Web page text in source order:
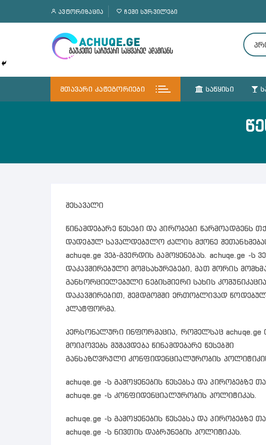
ᲐᲕᲢᲝᲠᲘᲖᲐᲪᲘᲐ ᲩᲔᲛᲘ ᲡᲣᲠᲕᲘᲚᲔᲑᲘ
ᲛᲗᲐᲕᲐᲠᲘ ᲙᲐᲢᲔᲒᲝᲠᲘᲔᲑᲘ ᲡᲐᲬᲧᲘᲡᲘ
შესავალი
წინამდებარე წესები და პირობები წარმოადგენს
დადებულ სავალდებულო ძალის მქონე
achuqe.ge ვებ-გვერდის გამოყენებას. achuqe.ge -ს
დაკავშირებული მომსახურებები, მათ შორის
განხორციელებული ნებისმიერი სახის
დაკავშირებით, შემდგომში ერთობლივად
პლატფორმა.
პერსონალური ინფორმაცია, რომელსაც achuqe.ge
მოიპოვებს მუშავდება წინამდებარე წესებში
განსაზღვრული კონფიდენციალურობის პოლიტიკის
achuqe.ge -ს გამოყენების წესებსა და პირობებზე
achuqe.ge -ს კონფიდენციალურობის პოლიტიკას.
achuqe.ge -ს გამოყენების წესებსა და პირობებზე
achuqe.ge -ს ნივთის დაბრუნების პოლიტიკას.